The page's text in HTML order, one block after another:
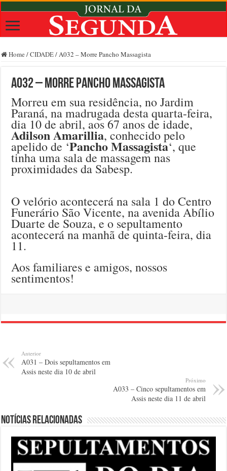
Home /CIDADE/A032 – Morre Pancho Massagista
A032 – Morre Pancho Massagista
Morreu em sua residência, no Jardim
Paraná, na madrugada desta quarta-feira,
dia 10 de abril, aos 67 anos de idade,
Adilson Amarillia, conhecido pelo
apelido de ‘Pancho Massagista‘, que
tinha uma sala de massagem nas
proximidades da Sabesp.
O velório acontecerá na sala 1 do Centro
Funerário São Vicente, na avenida Abílio
Duarte de Souza, e o sepultamento
acontecerá na manhã de quinta-feira, dia
11.
Aos familiares e amigos, nossos
sentimentos!
Anterior
A031 – Dois sepultamentos em
Assis neste dia 10 de abril
Próximo
A033 – Cinco sepultamentos em
Assis neste dia 11 de abril
Notícias relacionadas